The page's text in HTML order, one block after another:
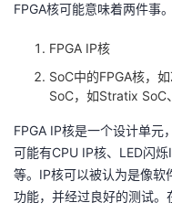
FPGA核可能意味着两件事。
FPGA IP核
SoC中的FPGA核，
SoC，如Stratix SoC
FPGA IP核是一个设计单元
可能有CPU IP核、LED闪
等。IP核可以被认为是像软
功能，并经过良好的测试。